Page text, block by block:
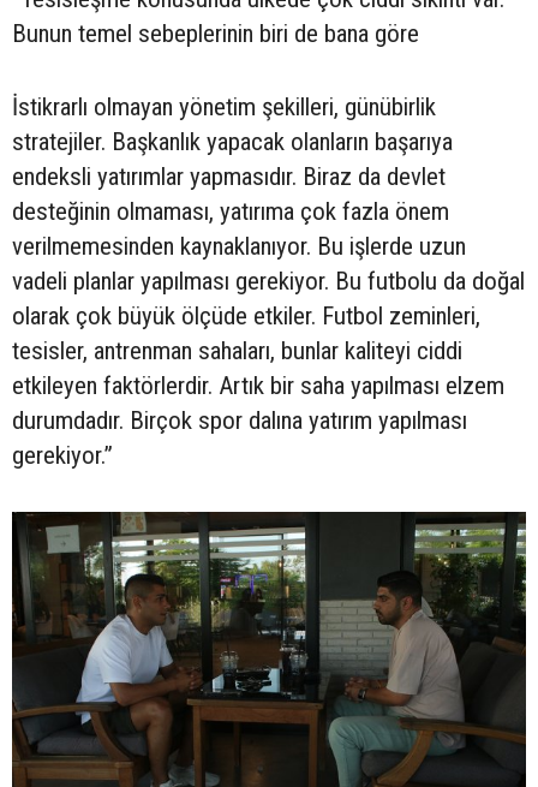
Bunun temel sebeplerinin biri de bana göre
İstikrarlı olmayan yönetim şekilleri, günübirlik
stratejiler. Başkanlık yapacak olanların başarıya
endeksli yatırımlar yapmasıdır. Biraz da devlet
desteğinin olmaması, yatırıma çok fazla önem
verilmemesinden kaynaklanıyor. Bu işlerde uzun
vadeli planlar yapılması gerekiyor. Bu futbolu da doğal
olarak çok büyük ölçüde etkiler. Futbol zeminleri,
tesisler, antrenman sahaları, bunlar kaliteyi ciddi
etkileyen faktörlerdir. Artık bir saha yapılması elzem
durumdadır. Birçok spor dalına yatırım yapılması
gerekiyor.”